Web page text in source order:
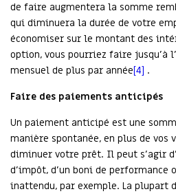
de faire augmentera la somme
qui diminuera la durée de votre
économiser sur le montant des
option, vous pourriez faire jusqu’à
mensuel de plus par année[4] .
Faire des paiements anticipés
Un paiement anticipé est une
manière spontanée, en plus de vos
diminuer votre prêt. Il peut s’agir
d’impôt, d’un boni de performance
inattendu, par exemple. La plupart